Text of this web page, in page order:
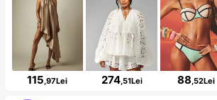
115,97Lei 274,51Lei 88,52Lei